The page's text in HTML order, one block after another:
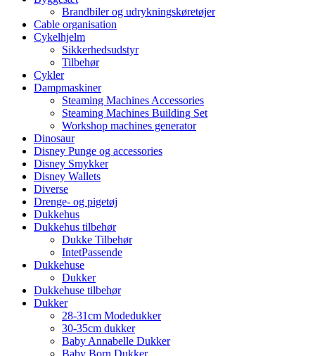
Brandbiler og udrykningskøretøjer
Cable organisation
Cykelhjelm
Sikkerhedsudstyr
Tilbehør
Cykler
Dampmaskiner
Steaming Machines Accessories
Steaming Machines Building Set
Workshop machines generator
Dinosaur
Disney Punge og accessories
Disney Smykker
Disney Wallets
Diverse
Drenge- og pigetøj
Dukkehus
Dukkehus tilbehør
Dukke Tilbehør
IntetPassende
Dukkehuse
Dukker
Dukkehuse tilbehør
Dukker
28-31cm Modedukker
30-35cm dukker
Baby Annabelle Dukker
Baby Born Dukker